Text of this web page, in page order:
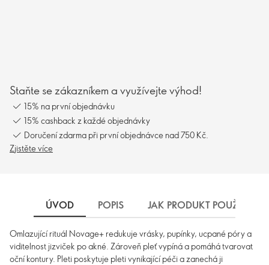
Staňte se zákazníkem a využívejte výhod!
15% na první objednávku
15% cashback z každé objednávky
Doručení zdarma při první objednávce nad 750 Kč.
Zjistěte více
ÚVOD POPIS JAK PRODUKT POUŽÍVAT
Omlazující rituál Novage+ redukuje vrásky, pupínky, ucpané póry a
viditelnost jizviček po akné. Zároveň pleť vypíná a pomáhá tvarovat
oční kontury. Pleti poskytuje pleti vynikající péči a zanechá ji